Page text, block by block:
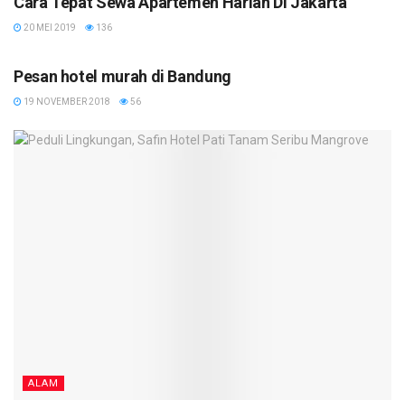
20 MEI 2019 136
Pesan hotel murah di Bandung
19 NOVEMBER 2018 56
ALAM